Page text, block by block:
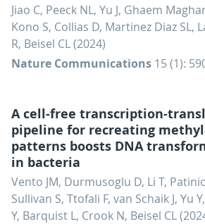
Jiao C, Peeck NL, Yu J, Ghaem
Kono S, Collias D, Martinez Diaz SL,
R, Beisel CL (2024)
Nature Communications 15 (1):
A cell-free transcription-
pipeline for recreating
patterns boosts DNA
in bacteria
Vento JM, Durmusoglu D, Li T,
Sullivan S, Ttofali F, van Schaik J, Yu
Y, Barquist L, Crook N, Beisel CL